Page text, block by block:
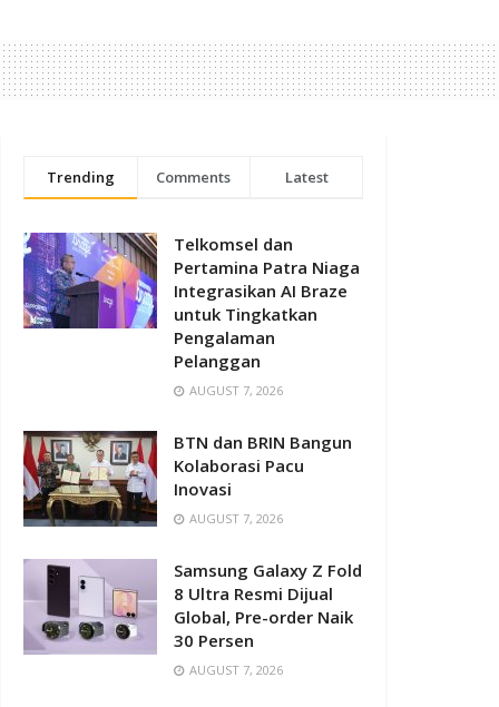
Trending Comments Latest
Telkomsel dan
Pertamina Patra Niaga
Integrasikan AI Braze
untuk Tingkatkan
Pengalaman
Pelanggan
AUGUST 7, 2026
BTN dan BRIN Bangun
Kolaborasi Pacu
Inovasi
AUGUST 7, 2026
Samsung Galaxy Z Fold
8 Ultra Resmi Dijual
Global, Pre-order Naik
30 Persen
AUGUST 7, 2026